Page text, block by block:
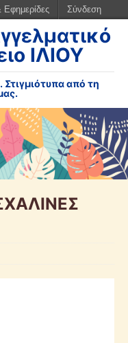
ΙΛΙΟΥ
Στιγμιότυπα από τη
Εφημερίδες Σύνδεση